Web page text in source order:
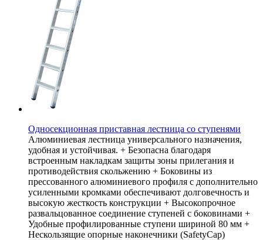
Односекционная приставная лестница со ступенями
Алюминиевая лестница универсального назначения,
удобная и устойчивая. + Безопасна благодаря
встроенным накладкам защиты зоны прилегания и
противодействия скольжению + Боковины из
прессованного алюминиевого профиля с дополнительно
усиленными кромками обеспечивают долговечность и
высокую жесткость конструкции + Высокопрочное
развальцованное соединение ступеней с боковинами +
Удобные профилированные ступени шириной 80 мм +
Нескользящие опорные наконечники (SafetyCap)